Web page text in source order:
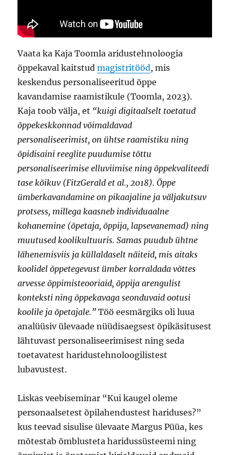
Vaata ka Kaja Toomla aridustehnoloogia
õppekaval kaitstudmagistritööd, mis
keskendus personaliseeritud õppe
kavandamise raamistikule (Toomla, 2023).
Kaja toob välja, et “kuigi digitaalselt toetatud
õppekeskkonnad võimaldavad
personaliseerimist, on ühtse raamistiku ning
õpidisaini reeglite puudumise tõttu
personaliseerimise elluviimise ning õppekvaliteedi
tase kõikuv (FitzGerald et al., 2018). Õppe
ümberkavandamine on pikaajaline ja väljakutsuv
protsess, millega kaasneb individuaalne
kohanemine (õpetaja, õppija, lapsevanemad) ning
muutused koolikultuuris. Samas puudub ühtne
lähenemisviis ja küllaldaselt näiteid, mis aitaks
koolidel õppetegevust ümber korraldada võttes
arvesse õppimisteooriaid, õppija arengulist
konteksti ning õppekavaga seonduvaid ootusi
koolile ja õpetajale.” Töö eesmärgiks oli luua
analüüsiv ülevaade nüüdisaegsest õpikäsitusest
lähtuvast personaliseerimisest ning seda
toetavatest haridustehnoloogilistest
lubavustest.
Liskas veebiseminar “Kui kaugel oleme
personaalsetest õpilahendustest hariduses?”
kus teevad sisulise ülevaate Margus Püüa, kes
mõtestab õmblusteta haridussüsteemi ning